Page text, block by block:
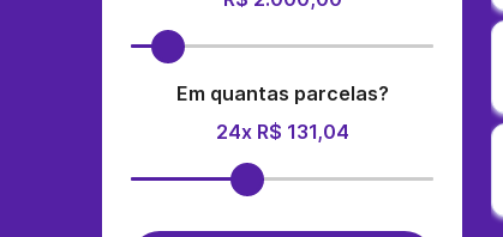
Em quantas parcelas?
24x R$ 131,04